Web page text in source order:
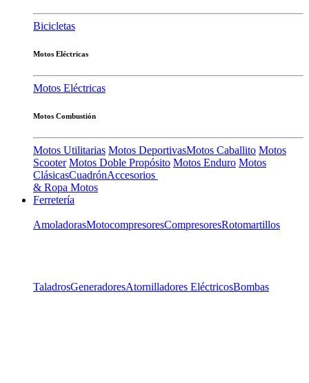
Bicicletas
Motos Eléctricas
Motos Eléctricas
Motos Combustión
Motos Utilitarias Motos DeportivasMotos Caballito Motos
Scooter Motos Doble Propósito Motos Enduro Motos
ClásicasCuadrónAccesorios
& Ropa Motos
Ferretería
AmoladorasMotocompresoresCompresoresRotomartillos
TaladrosGeneradoresAtornilladores EléctricosBombas